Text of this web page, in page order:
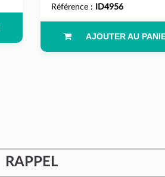
Référence : ID4956
AJOUTER AU
RAPPEL